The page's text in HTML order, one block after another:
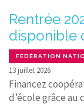
Rentrée
disponible
FÉDÉRATION
13 juillet 2026
Financez
d’école grâce au